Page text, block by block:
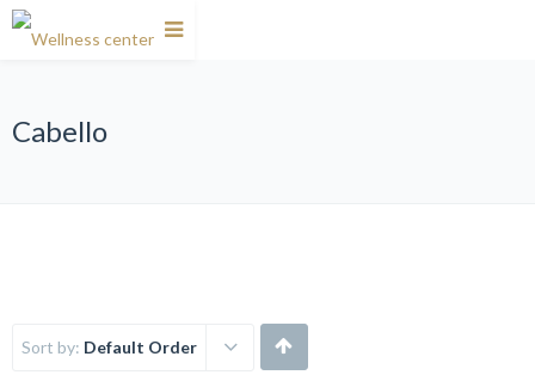
Cabello
Sort by: Default Order